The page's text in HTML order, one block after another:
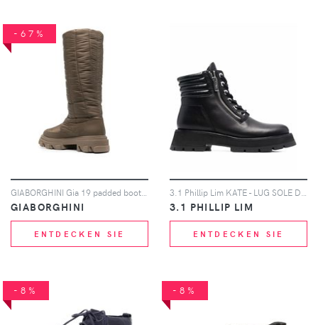
-67%
GIABORGHINI
ENTDECKEN SIE
3.1 PHILLIP LIM
ENTDECKEN SIE
-8% -8%